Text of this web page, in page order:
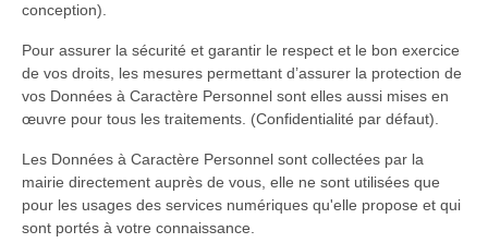
conception).
Pour assurer la sécurité et garantir le respect et le bon exercice
de vos droits, les mesures permettant d’assurer la protection de
vos Données à Caractère Personnel sont elles aussi mises en
œuvre pour tous les traitements. (Confidentialité par défaut).
Les Données à Caractère Personnel sont collectées par la
mairie directement auprès de vous, elle ne sont utilisées que
pour les usages des services numériques qu'elle propose et qui
sont portés à votre connaissance.